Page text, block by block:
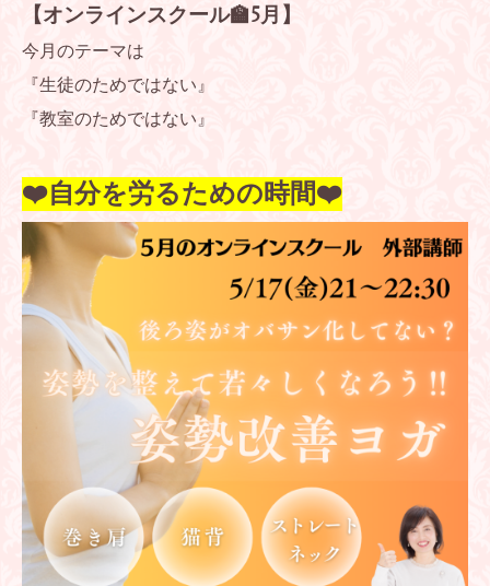
【オンラインスクール🏫5月】
今月のテーマは
『生徒のためではない』
『教室のためではない』
❤️自分を労るための時間❤️